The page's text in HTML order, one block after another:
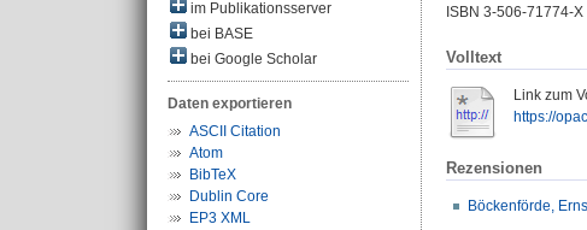
im Publikationsserver
bei BASE
bei Google Scholar
Daten exportieren
ASCII Citation
Atom
BibTeX
Dublin Core
EP3 XML
ISBN 3-506-71774-X
Volltext
Link zum
https://
Rezensionen
Böckenförde,